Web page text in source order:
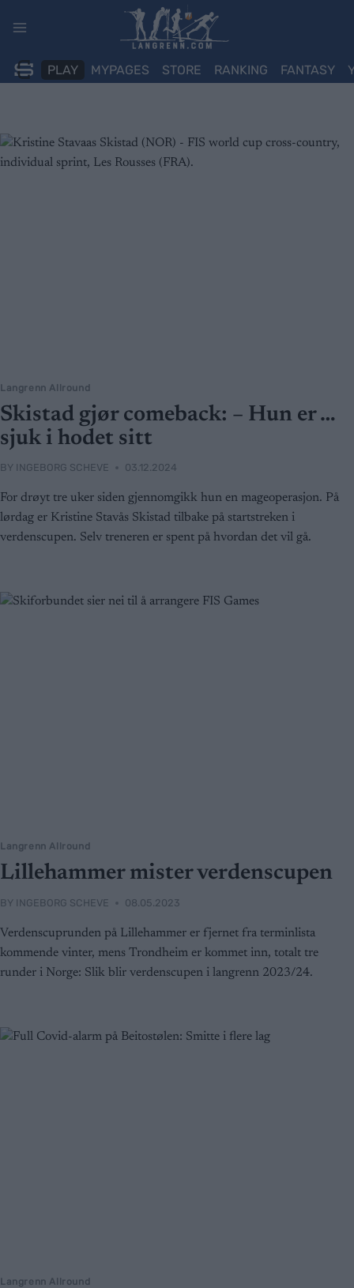
PLAY MYPAGES STORE RANKING FANTASY
Langrenn Allround
Skistad gjør comeback: – Hun er …
sjuk i hodet sitt
BY INGEBORG SCHEVE 03.12.2024
For drøyt tre uker siden gjennomgikk hun en mageoperasjon. På
lørdag er Kristine Stavås Skistad tilbake på startstreken i
verdenscupen. Selv treneren er spent på hvordan det vil gå.
Langrenn Allround
Lillehammer mister verdenscupen
BY INGEBORG SCHEVE 08.05.2023
Verdenscuprunden på Lillehammer er fjernet fra terminlista
kommende vinter, mens Trondheim er kommet inn, totalt tre
runder i Norge: Slik blir verdenscupen i langrenn 2023/24.
Langrenn Allround